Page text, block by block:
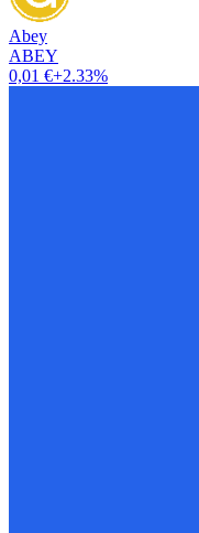
Abey
ABEY
0,01 €+2.33%